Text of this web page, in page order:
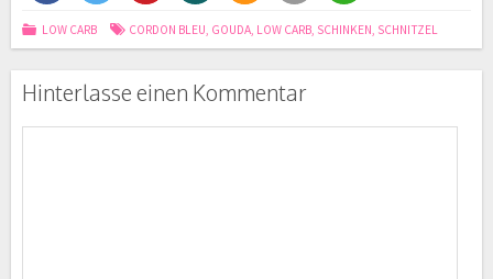
LOW CARB CORDON BLEU, GOUDA, LOW CARB, SCHINKEN, SCHNITZEL
Hinterlasse einen Kommentar